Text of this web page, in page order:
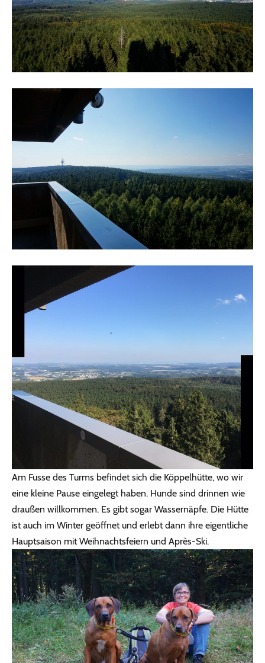
Am Fusse des Turms befindet sich die Köppelhütte, wo wir
eine kleine Pause eingelegt haben. Hunde sind drinnen wie
draußen willkommen. Es gibt sogar Wassernäpfe. Die Hütte
ist auch im Winter geöffnet und erlebt dann ihre eigentliche
Hauptsaison mit Weihnachtsfeiern und Après-Ski.